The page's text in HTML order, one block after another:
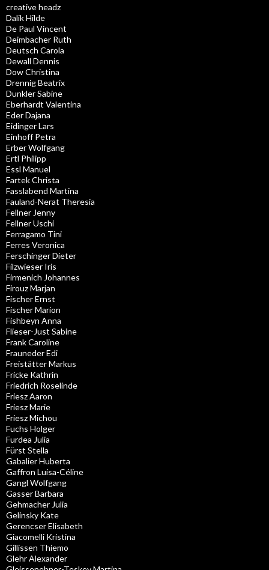
creative headz
Dalik Hilde
De Paul Vincent
Deimbacher Ruth
Deutsch Carola
Dewall Dennis
Dow Christina
Drennig Beatrix
Dunkler Sabine
Eberhardt Valentina
Eder Dajana
Eidinger Lars
Einhoff Petra
Erber Wolfgang
Ertl Philipp
Essl Manuel
Fartek Christa
Fasslabend Martina
Fauland-Nerat Theresia
Fellner Jenny
Fellner Uschi
Ferragamo Tini
Ferres Veronica
Ferschinger Dieter
Filzwieser Iris
Firmenich Johannes
Firouz Marjan
Fischer Ernst
Fischer Marion
Fishbeyn Anna
Flieser-Just Sabine
Frank Caroline
Frauneder Edi
Freistätter Markus
Fricke Kathrin
Friedrich Roselinde
Friesz Aaron
Friesz Marie
Friesz Michou
Fuchs Holger
Furdea Julia
Fürst Stella
Gabalier Huberta
Gaffron Luisa-Céline
Gangl Wolfgang
Gasser Barbara
Gehmacher Julia
Gelinsky Kate
Gerencser Elisabeth
Giacomelli Kristina
Gillissen Thiemo
Glehr Alexander